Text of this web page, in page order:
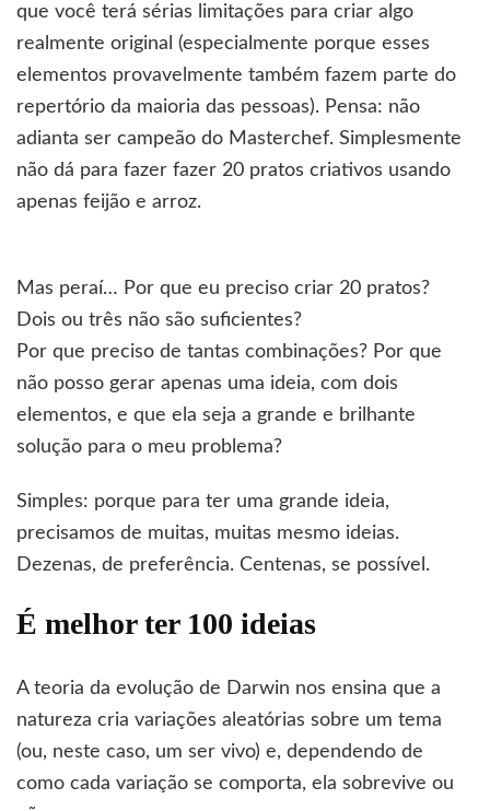
que você terá sérias limitações para criar algo
realmente original (especialmente porque esses
elementos provavelmente também fazem parte do
repertório da maioria das pessoas). Pensa: não
adianta ser campeão do Masterchef. Simplesmente
não dá para fazer fazer 20 pratos criativos usando
apenas feijão e arroz.
Mas peraí… Por que eu preciso criar 20 pratos?
Dois ou três não são suficientes?
Por que preciso de tantas combinações? Por que
não posso gerar apenas uma ideia, com dois
elementos, e que ela seja a grande e brilhante
solução para o meu problema?
Simples: porque para ter uma grande ideia,
precisamos de muitas, muitas mesmo ideias.
Dezenas, de preferência. Centenas, se possível.
É melhor ter 100 ideias
A teoria da evolução de Darwin nos ensina que a
natureza cria variações aleatórias sobre um tema
(ou, neste caso, um ser vivo) e, dependendo de
como cada variação se comporta, ela sobrevive ou